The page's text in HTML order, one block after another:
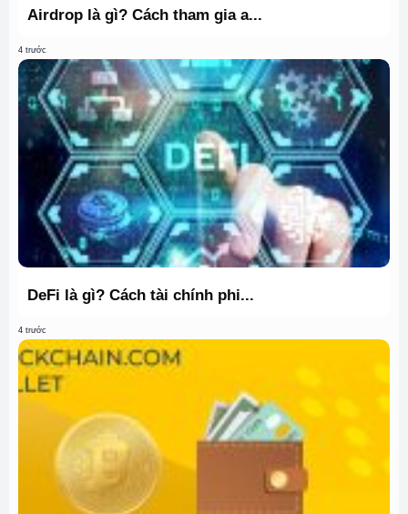
Airdrop là gì? Cách tham gia a...
4 trước
DeFi là gì? Cách tài chính phi...
4 trước